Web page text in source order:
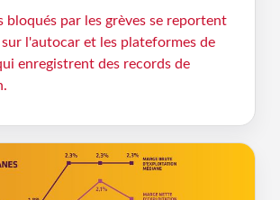
bloqués par les grèves se reportent
l'autocar et les plateformes de
enregistrent des records de